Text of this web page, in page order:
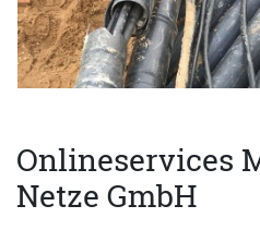
Onlineservices
Netze GmbH